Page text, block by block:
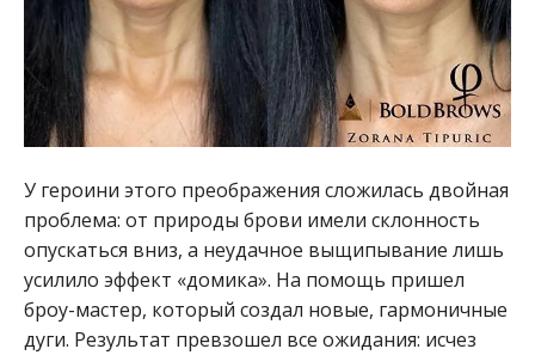
У героини этого преображения сложилась двойная
проблема: от природы брови имели склонность
опускаться вниз, а неудачное выщипывание лишь
усилило эффект «домика». На помощь пришел
броу-мастер, который создал новые, гармоничные
дуги. Результат превзошел все ожидания: исчез